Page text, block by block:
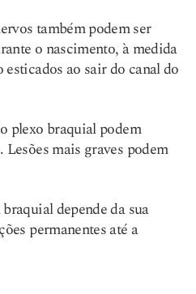
também podem ser
o nascimento, à medida
esticados ao sair do canal do
plexo braquial podem
mais graves podem
depende da sua
permanentes até a